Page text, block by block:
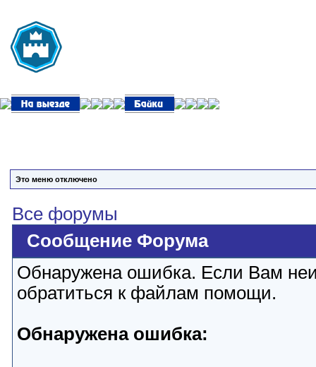
Это меню отключено
Все форумы
Сообщение Форума
Обнаружена ошибка. Если Вам
обратиться к файлам помощи.
Обнаружена ошибка: